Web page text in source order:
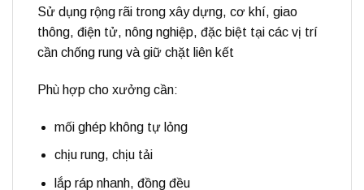
Sử dụng rộng rãi trong xây dựng, cơ khí, giao
thông, điện tử, nông nghiệp, đặc biệt tại các vị trí
cần chống rung và giữ chặt liên kết
Phù hợp cho xưởng cần:
mối ghép không tự lỏng
chịu rung, chịu tải
lắp ráp nhanh, đồng đều